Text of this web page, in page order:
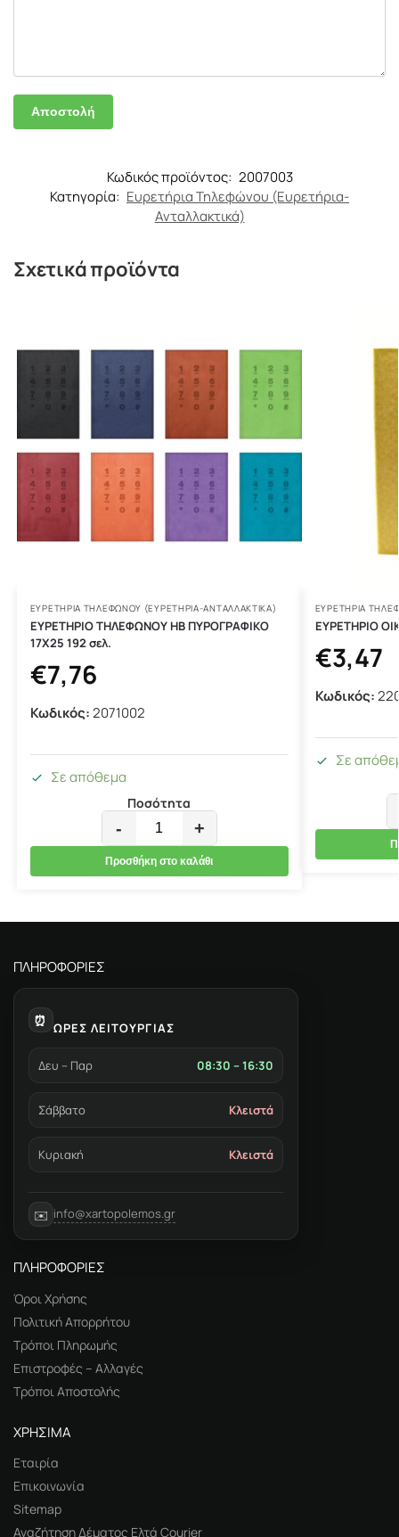
Κωδικός προϊόντος: 2007003
Κατηγορία: Ευρετήρια Τηλεφώνου (Ευρετήρια-
Ανταλλακτικά)
Σχετικά προϊόντα
ΕΥΡΕΤΉΡΙΑ ΤΗΛΕΦΏΝΟΥ (ΕΥΡΕΤΉΡΙΑ-ΑΝΤΑΛΛΑΚΤΙΚΆ)
ΕΥΡΕΤΗΡΙΟ ΤΗΛΕΦΩΝΟΥ ΗΒ ΠΥΡΟΓΡΑΦΙΚΟ
17Χ25 192 σελ.
€7,76
Κωδικός:2071002
Σε απόθεμα
Ποσότητα
- +
Προσθήκη στο καλάθι
ΕΥΡΕΤΉΡΙΑ
ΕΥΡΕΤΗΡΙΟ
€3,47
Κωδικός:
Σε
ΠΛΗΡΟΦΟΡΙΕΣ
⏰ ΩΡΕΣ ΛΕΙΤΟΥΡΓΙΑΣ
Δευ – Παρ 08:30 – 16:30
Σάββατο Κλειστά
Κυριακή Κλειστά
✉️ info@xartopolemos.gr
ΠΛΗΡΟΦΟΡΙΕΣ
Όροι Χρήσης
Πολιτική Απορρήτου
Τρόποι Πληρωμής
Επιστροφές – Αλλαγές
Τρόποι Αποστολής
ΧΡΗΣΙΜΑ
Εταιρία
Επικοινωνία
Sitemap
Αναζήτηση Δέματος Ελτά Courier